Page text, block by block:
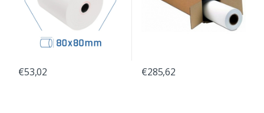
€53,02 €285,62